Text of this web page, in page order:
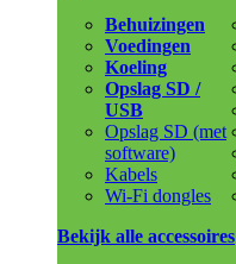
Behuizingen
Voedingen
Koeling
Opslag SD /
USB
Opslag SD (met
software)
Kabels
Wi-Fi dongles
Bekijk alle accessoires